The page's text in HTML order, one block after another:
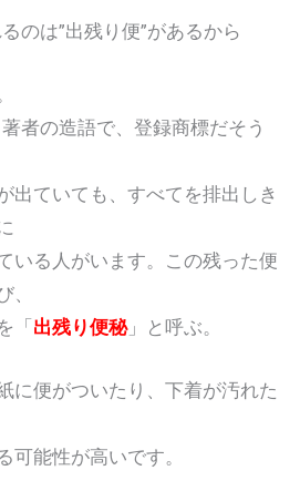
は”出残り便”があるから
者の造語で、登録商標だそう
ても、すべてを排出しき
がいます。この残った便
、
出残り便秘」と呼ぶ。
がついたり、下着が汚れた
性が高いです。